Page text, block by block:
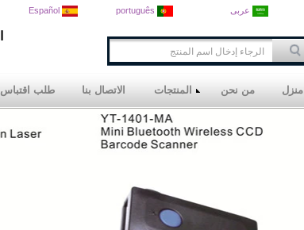
Español português عربى
منزل من نحن المنتجات الاتصال بنا طلب اقتباس